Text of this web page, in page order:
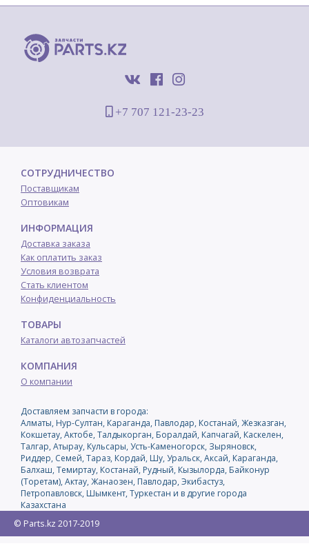
+7 707 121-23-23
СОТРУДНИЧЕСТВО
Поставщикам
Оптовикам
ИНФОРМАЦИЯ
Доставка заказа
Как оплатить заказ
Условия возврата
Стать клиентом
Конфиденциальность
ТОВАРЫ
Каталоги автозапчастей
КОМПАНИЯ
О компании
Доставляем запчасти в города:
Алматы, Нур-Султан, Караганда, Павлодар, Костанай, Жезказган,
Кокшетау, Актобе, Талдыкорган, Боралдай, Капчагай, Каскелен,
Талгар, Атырау, Кульсары, Усть-Каменогорск, Зыряновск,
Риддер, Семей, Тараз, Кордай, Шу, Уральск, Аксай, Караганда,
Балхаш, Темиртау, Костанай, Рудный, Кызылорда, Байконур
(Торетам), Актау, Жанаозен, Павлодар, Экибастуз,
Петропавловск, Шымкент, Туркестан и в другие города
Казахстана
© Parts.kz 2017-2019